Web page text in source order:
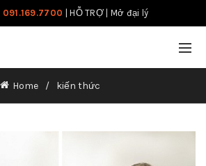
091.169.7700 |HỖ TRỢ Mở đại lý
Home kiến thức